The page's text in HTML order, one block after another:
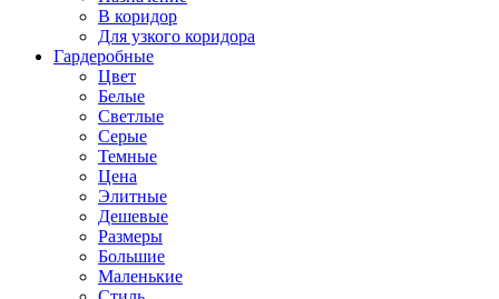
В коридор
Для узкого коридора
Гардеробные
Цвет
Белые
Светлые
Серые
Темные
Цена
Элитные
Дешевые
Размеры
Большие
Маленькие